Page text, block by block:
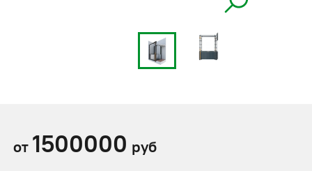
от 1500000 руб